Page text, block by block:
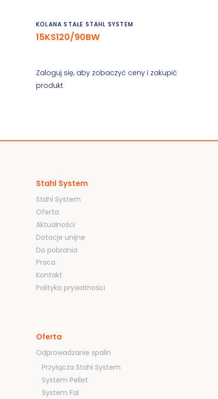
Czytaj dalej
KOLANA STAŁE STAHL SYSTEM
15KS120/90BW
Zaloguj się, aby zobaczyć ceny i zakupić
produkt
Stahl System
Stahl System
Oferta
Aktualności
Dotacje unijne
Do pobrania
Praca
Kontakt
Polityka prywatności
Oferta
Odprowadzanie spalin
Przyłącza Stahl System
System Pellet
System Fal